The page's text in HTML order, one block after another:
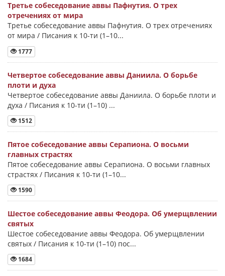
Третье собеседование аввы Пафнутия. О трех
отречениях от мира
Третье собеседование аввы Пафнутия. О трех отречениях
от мира / Писания к 10-ти (1–10...
1777
Четвертое собеседование аввы Даниила. О борьбе
плоти и духа
Четвертое собеседование аввы Даниила. О борьбе плоти и
духа / Писания к 10-ти (1–10) ...
1512
Пятое собеседование аввы Серапиона. О восьми
главных страстях
Пятое собеседование аввы Серапиона. О восьми главных
страстях / Писания к 10-ти (1–10...
1590
Шестое собеседование аввы Феодора. Об умерщвлении
святых
Шестое собеседование аввы Феодора. Об умерщвлении
святых / Писания к 10-ти (1–10) пос...
1684